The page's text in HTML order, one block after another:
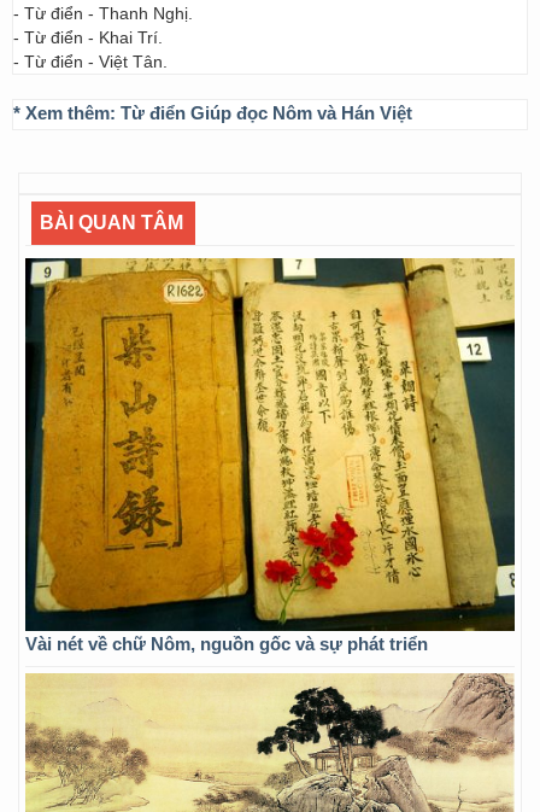
- Từ điển - Thanh Nghị.
- Từ điển - Khai Trí.
- Từ điển - Việt Tân.
* Xem thêm: Từ điển Giúp đọc Nôm và Hán Việt
BÀI QUAN TÂM
Vài nét về chữ Nôm, nguồn gốc và sự phát triển